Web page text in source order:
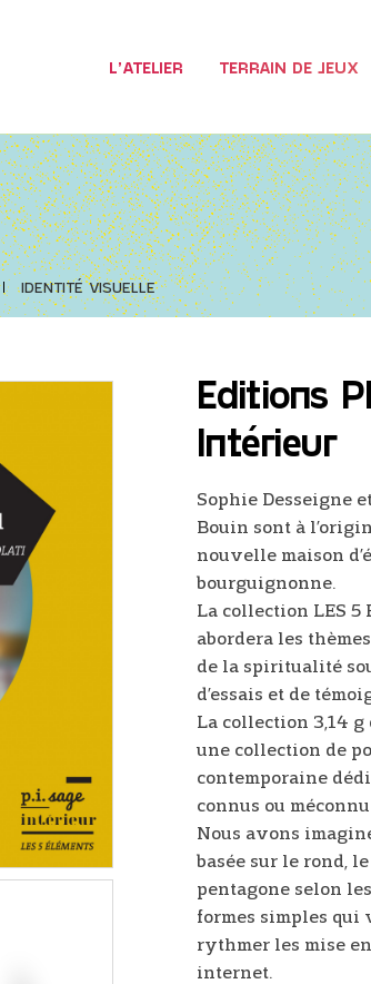
L’ATELIER TERRAIN DE JEUX
IDENTITÉ VISUELLE
Editions
Intérieur
Sophie Desseigne
Bouin sont à
nouvelle maison
bourguignonne.
La collection LES 5
abordera les
de la spiritualité
d’essais et de
La collection 3,14 g
une collection de
contemporaine
connus ou
Nous avons
basée sur le rond,
pentagone selon
formes simples qui
rythmer les mise
internet.